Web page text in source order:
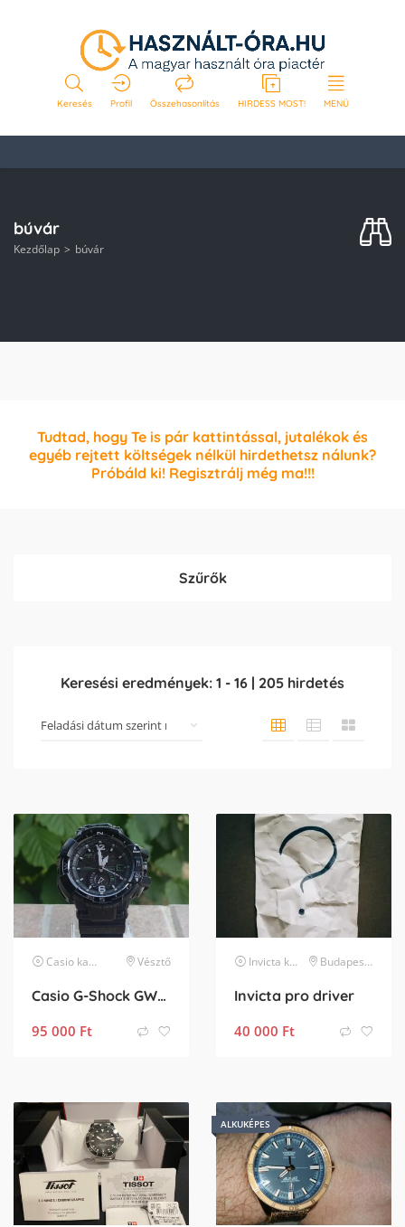
Keresés Profil Összehasonlítás HIRDESS MOST! MENÜ
búvár
Kezdőlap búvár
Tudtad, hogy Te is pár kattintással, jutalékok és
egyéb rejtett költségek nélkül hirdethetsz nálunk?
Próbáld ki! Regisztrálj még ma!!!
Szűrők
Keresési eredmények: 1 - 16 | 205 hirdetés
Casio karóra Vésztő
Casio G-Shock GW-A1100-1A3JF
95 000 Ft
Invicta karóra Budapest XI. kerület
Invicta pro driver
40 000 Ft
ALKUKÉPES